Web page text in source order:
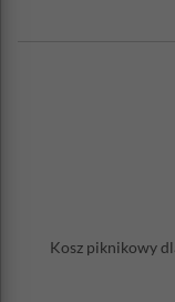
Kosz piknikowy